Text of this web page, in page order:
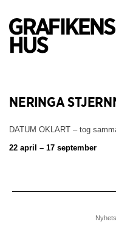
NERINGA
DATUM OKLART – tog
22 april – 17 september